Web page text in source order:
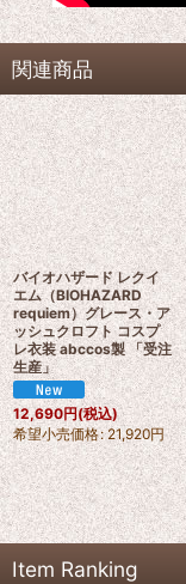
関連商品
バイオハザード レクイ
エム（BIOHAZARD
requiem）グレース・ア
ッシュクロフト コスプ
レ衣装 abccos製 「受注
生産」
12,690円(税込)
希望小売価格: 21,920円
Item Ranking